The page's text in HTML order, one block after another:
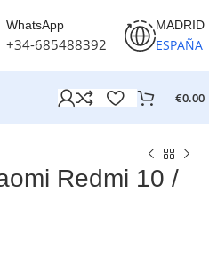
WhatsApp
+34-685488392
MADRID
ESPAÑA
€0.00
Redmi 10 /